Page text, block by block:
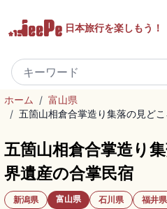
日本旅行を楽しもう！
ホーム / 富山県
/ 五箇山相倉合掌造り集落の見ど
五箇山相倉合掌造り
界遺産の合掌民宿
新潟県 富山県 石川県 福井県